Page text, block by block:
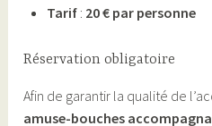
Tarif: 20 € par personne
Réservation obligatoire
Afin de garantir la qualité de
amuse-bouches